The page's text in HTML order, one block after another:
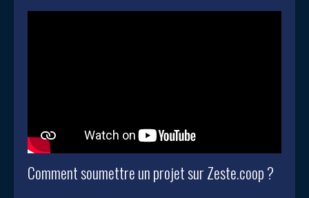
Comment soumettre un projet sur Zeste.coop ?